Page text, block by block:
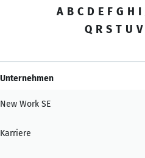
A B C D E F G H I
Q R S T U V
Unternehmen
New Work SE
Karriere